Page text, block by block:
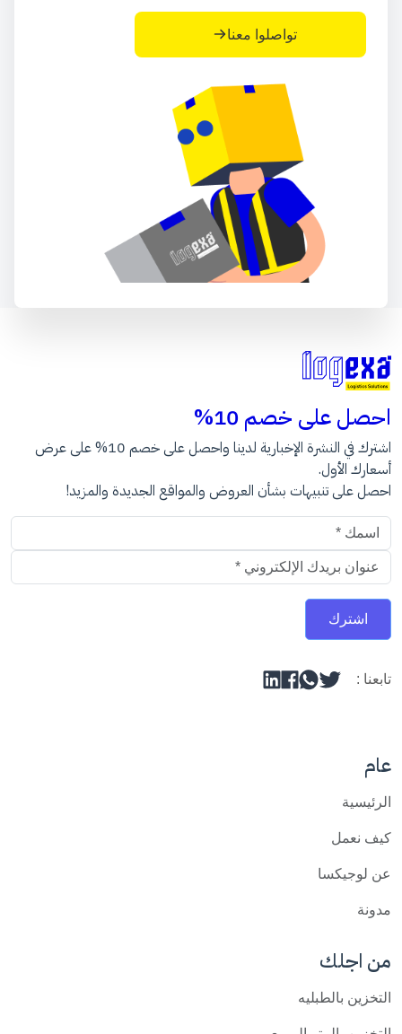
تواصلوا معنا
احصل على خصم 10%
اشترك في النشرة الإخبارية لدينا واحصل على خصم 10% على عرض
أسعارك الأول.
احصل على تنبيهات بشأن العروض والمواقع الجديدة والمزيد!
عنوان البريد الالكتروني
اشترك
تابعنا :
عام
الرئيسية
كيف نعمل
عن لوجيكسا
مدونة
من اجلك
التخزين بالطبليه